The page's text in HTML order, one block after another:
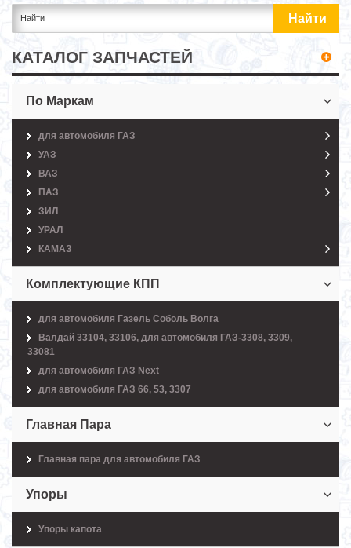
КАТАЛОГ ЗАПЧАСТЕЙ
По Маркам
для автомобиля ГАЗ
УАЗ
ВАЗ
ПАЗ
ЗИЛ
УРАЛ
КАМАЗ
Комплектующие КПП
для автомобиля Газель Соболь Волга
Валдай 33104, 33106, для автомобиля ГАЗ-3308, 3309,
33081
для автомобиля ГАЗ Next
для автомобиля ГАЗ 66, 53, 3307
Главная Пара
Главная пара для автомобиля ГАЗ
Упоры
Упоры капота